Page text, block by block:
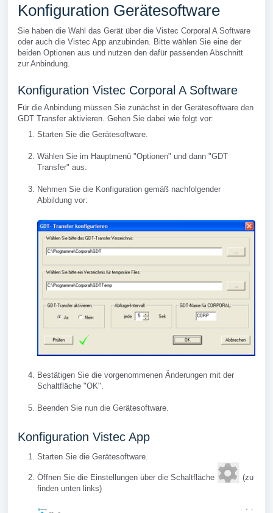
Konfiguration Gerätesoftware
Sie haben die Wahl das Gerät über die Vistec Corporal A Software
oder auch die Vistec App anzubinden. Bitte wählen Sie eine der
beiden Optionen aus und nutzen den dafür passenden Abschnitt
zur Anbindung.
Konfiguration Vistec Corporal A Software
Für die Anbindung müssen Sie zunächst in der Gerätesoftware den
GDT Transfer aktivieren. Gehen Sie dabei wie folgt vor:
Starten Sie die Gerätesoftware.
Wählen Sie im Hauptmenü "Optionen" und dann "GDT
Transfer" aus.
Nehmen Sie die Konfiguration gemäß nachfolgender
Abbildung vor:
Bestätigen Sie die vorgenommenen Änderungen mit der
Schaltfläche "OK".
Beenden Sie nun die Gerätesoftware.
Konfiguration Vistec App
Starten Sie die Gerätesoftware.
Öffnen Sie die Einstellungen über die Schaltfläche
(zu
finden unten links)